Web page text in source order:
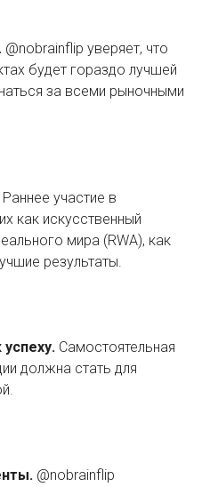
@nobrainflip уверяет, что
будет гораздо лучшей
за всеми рыночными
Раннее участие в
как искусственный
мира (RWA), как
результаты.
Самостоятельная
должна стать для
@nobrainflip